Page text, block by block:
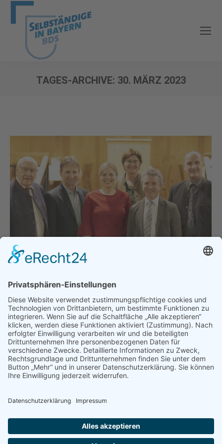
TAGES-ARCHIVE: 30. MÄRZ 2023
Grünen-Fraktionsvorsitzende
Katharina Schulze spricht auf dem
BDS-Jahresempfang
Niederbayern,Politik,Pressemeldungen Vonbdsadmin
30. März 2023
Die Grünen-Fraktionsvorsitzende im Bayerischen
Landtag, Katharina Schulze, war am Dienstagabend
Vilserwirt in Altfraunhofen zu Gast.